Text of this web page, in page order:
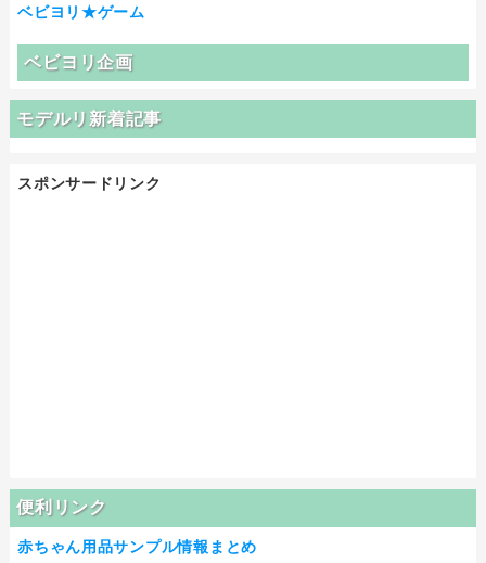
ベビヨリ★ゲーム
ベビヨリ企画
モデルリ新着記事
スポンサードリンク
便利リンク
赤ちゃん用品サンプル情報まとめ